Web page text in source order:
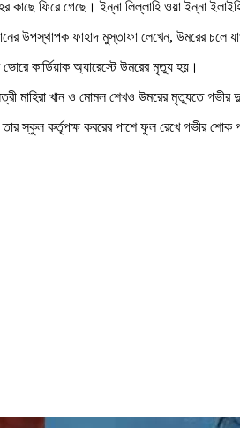
ফিরে গেছে। ইন্না লিল্লাহি ওয়া ইন্না
উপস্থাপক ফাহাদ মুস্তাফা লেখেন, উমরের চলে
কার্ডিয়াক অ্যারেস্টে উমরের মৃত্যু হয়।
মাহিরা খান ও মোমল শেখও উমরের মৃত্যুতে গভীর
তার স্কুল কর্তৃপক্ষ কবরের পাশে ফুল রেখে গভীর শোক